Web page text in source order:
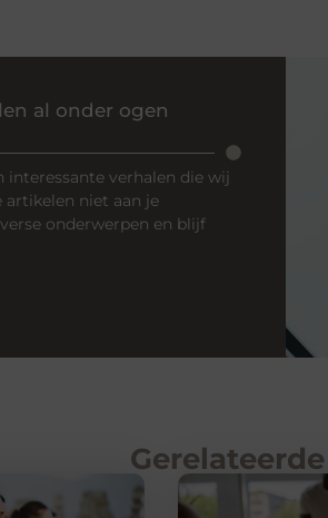
al onder ogen
interessante verhalen die wij
artikelen niet aan je
onderwerpen en blijf